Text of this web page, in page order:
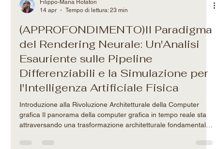
Filippo-Maria Rotatori
14 apr
Tempo di lettura: 23 min
(APPROFONDIMENTO)Il Paradigma
del Rendering Neurale: Un'Analisi
Esauriente sulle Pipeline
Differenziabili e la Simulazione per